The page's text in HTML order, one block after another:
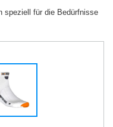
speziell für die Bedürfnisse